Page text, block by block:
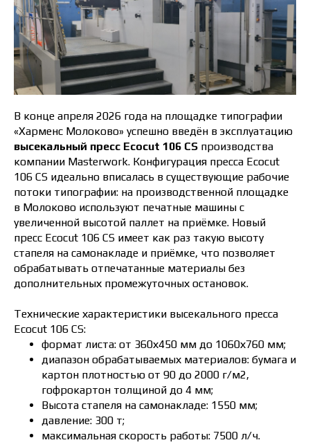
В конце апреля 2026 года на площадке типографии
«Харменс Молоково» успешно введён в эксплуатацию
высекальный пресс Ecocut 106 CS производства
компании Masterwork. Конфигурация пресса Ecocut
106 CS идеально вписалась в существующие рабочие
потоки типографии: на производственной площадке
в Молоково используют печатные машины с
увеличенной высотой паллет на приёмке. Новый
пресс Ecocut 106 CS имеет как раз такую высоту
стапеля на самонакладе и приёмке, что позволяет
обрабатывать отпечатанные материалы без
дополнительных промежуточных остановок.
Технические характеристики высекального пресса
Ecocut 106 CS:
формат листа: от 360х450 мм до 1060х760 мм;
диапазон обрабатываемых материалов: бумага и
картон плотностью от 90 до 2000 г/м2,
гофрокартон толщиной до 4 мм;
Высота стапеля на самонакладе: 1550 мм;
давление: 300 т;
максимальная скорость работы: 7500 л/ч.